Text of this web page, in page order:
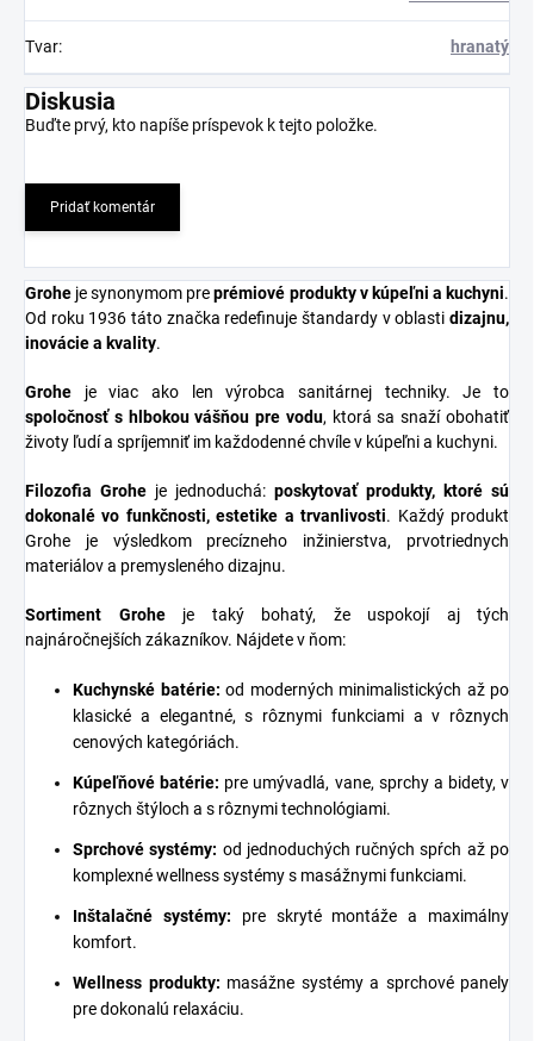
Tvar: hranatý
Diskusia
Buďte prvý, kto napíše príspevok k tejto položke.
Pridať komentár
Grohe je synonymom preprémiové produkty v kúpeľni a kuchyni.
Od roku 1936 táto značka redefinuje štandardy v oblasti dizajnu,
inovácie a kvality.
Grohe je viac ako len výrobca sanitárnej techniky. Je to
spoločnosť s hlbokou vášňou pre vodu, ktorá sa snaží obohatiť
životy ľudí a spríjemniť im každodenné chvíle v kúpeľni a kuchyni.
Filozofia Grohe je jednoduchá: poskytovať produkty, ktoré sú
dokonalé vo funkčnosti, estetike a trvanlivosti. Každý produkt
Grohe je výsledkom precízneho inžinierstva, prvotriednych
materiálov a premysleného dizajnu.
Sortiment Groheje taký bohatý, že uspokojí aj tých
najnáročnejších zákazníkov. Nájdete v ňom:
Kuchynské batérie: od moderných minimalistických až po
klasické a elegantné, s rôznymi funkciami a v rôznych
cenových kategóriách.
Kúpeľňové batérie: pre umývadlá, vane, sprchy a bidety, v
rôznych štýloch a s rôznymi technológiami.
Sprchové systémy: od jednoduchých ručných spŕch až po
komplexné wellness systémy s masážnymi funkciami.
Inštalačné systémy: pre skryté montáže a maximálny
komfort.
Wellness produkty: masážne systémy a sprchové panely
pre dokonalú relaxáciu.